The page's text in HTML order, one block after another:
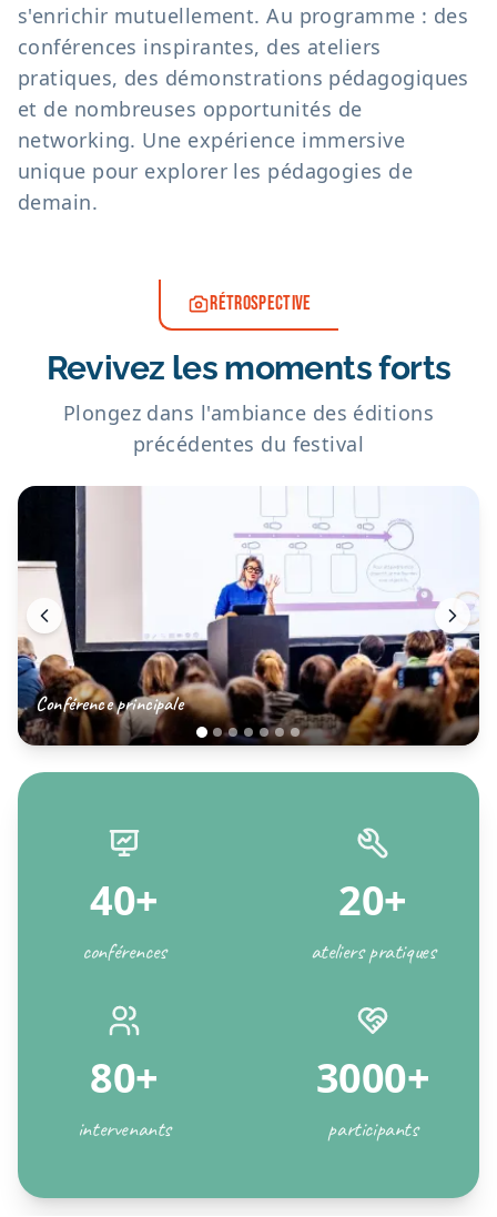
s'enrichir mutuellement. Au programme : des
conférences inspirantes, des ateliers
pratiques, des démonstrations pédagogiques
et de nombreuses opportunités de
networking. Une expérience immersive
unique pour explorer les pédagogies de
demain.
RÉTROSPECTIVE
Revivez les moments forts
Plongez dans l'ambiance des éditions
précédentes du festival
Conférence principale
40+
conférences
20+
ateliers pratiques
80+
intervenants
3000+
participants